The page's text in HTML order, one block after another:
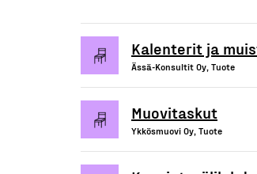
Kalenterit ja
Ässä-Konsultit Oy, Tuote
Muovitaskut
Ykkösmuovi Oy, Tuote